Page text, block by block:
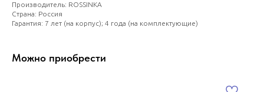
Производитель: ROSSINKA
Страна: Россия
Гарантия: 7 лет (на корпус); 4 года (на комплектующие)
Можно приобрести